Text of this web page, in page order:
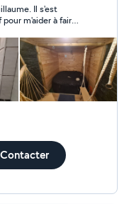
Il s'est
m'aider à faire
service. Je referais
Contacter